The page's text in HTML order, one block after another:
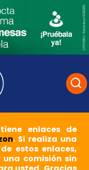
enlaces de
. Si realiza una
estos enlaces,
comisión sin